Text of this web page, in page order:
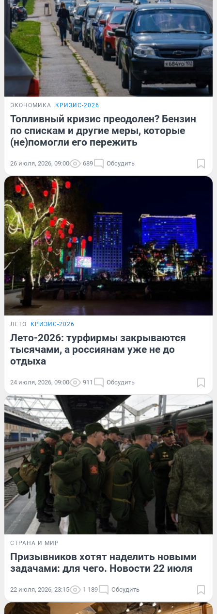
ЭКОНОМИКА КРИЗИС-2026
Топливный кризис преодолен? Бензин
по спискам и другие меры, которые
(не)помогли его пережить
26 июля, 2026, 09:00 689 Обсудить
ЛЕТО КРИЗИС-2026
Лето-2026: турфирмы закрываются
тысячами, а россиянам уже не до
отдыха
24 июля, 2026, 09:00 911 Обсудить
СТРАНА И МИР
Призывников хотят наделить новыми
задачами: для чего. Новости 22 июля
22 июля, 2026, 23:15 1 189 Обсудить